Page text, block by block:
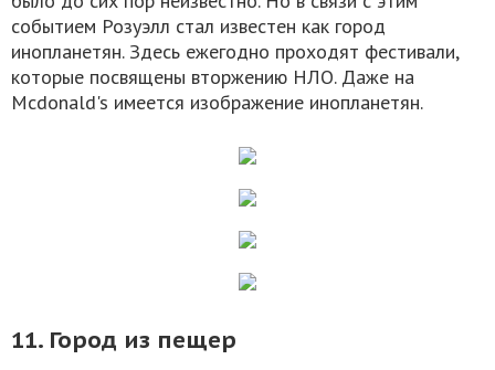
событием Розуэлл стал известен как город
инопланетян. Здесь ежегодно проходят фестивали,
которые посвящены вторжению НЛО. Даже на
Mcdonald's имеется изображение инопланетян.
11. Город из пещер